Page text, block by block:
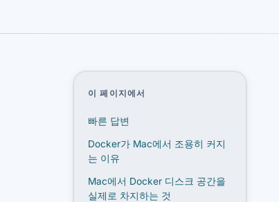
이 페이지에서
빠른 답변
Docker가 Mac에서 조용히 커지
는 이유
Mac에서 Docker 디스크 공간을
실제로 차지하는 것